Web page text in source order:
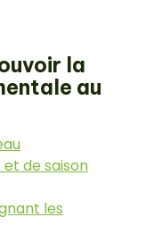
la
au
de saison
les